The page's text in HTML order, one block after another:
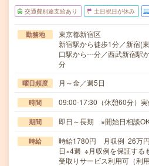
交通費別途支給あり 土日祝日が休み
勤務地
東京都新宿区
新宿駅から徒歩1分／新宿(
口駅から---分／西武新宿駅
分
曜日頻度 月～金／週5日
時間 09:00-17:30（休憩60分）実
期間 即日～長期 ※開始日相談
時給
時給1780円 月収例 26万
日×4週 ※月収例を保証する
受取りサービス利用可（利